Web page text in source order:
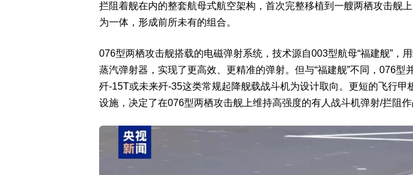
拦阻着舰在内的整套航母式航空架构，首次完整移植到一艘两栖攻击舰
为一体，形成前所未有的组合。
076型两栖攻击舰搭载的电磁弹射系统，技术源自003型航母“福建舰”，
蒸汽弹射器，实现了更高效、更精准的弹射。但与“福建舰”不同，076型
歼-15T或未来歼-35这类常规起降舰载战斗机为设计取向。更短的飞行甲
设施，决定了在076型两栖攻击舰上维持高强度的有人战斗机弹射/拦阻作